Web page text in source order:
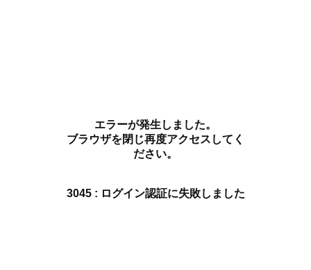
エラーが発生しました。
ブラウザを閉じ再度アクセスしてく
ださい。
3045 : ログイン認証に失敗しました